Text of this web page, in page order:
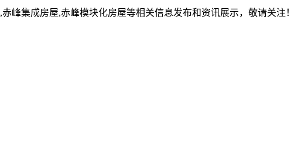
,赤峰集成房屋,赤峰模块化房屋等相关信息发布和资讯展示，敬请关注！